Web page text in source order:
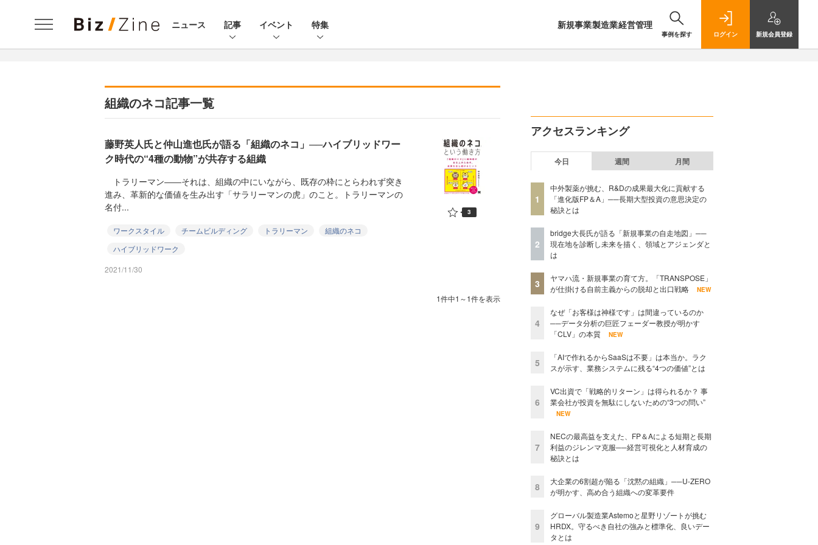
ニュース 記事 イベント 特集 新規事業製造業経営管理
事例を探す ログイン 新規会員登録
組織のネコ記事一覧
藤野英人氏と仲山進也氏が語る「組織のネコ」──ハイブリッドワー
ク時代の“4種の動物”が共存する組織
トラリーマン――それは、組織の中にいながら、既存の枠にとらわれず突き
進み、革新的な価値を生み出す「サラリーマンの虎」のこと。トラリーマンの
名付...
ワークスタイル チームビルディング トラリーマン
組織のネコ
ハイブリッドワーク
2021/11/30
3
1件中1～1件を表示
アクセスランキング
今日 週間 月間
1
中外製薬が挑む、R&Dの成果最大化に貢献する
「進化版FP＆A」──長期大型投資の意思決定の
秘訣とは
2
bridge大長氏が語る「新規事業の自走地図」──
現在地を診断し未来を描く、領域とアジェンダと
は
3
ヤマハ流・新規事業の育て方。「TRANSPOSE」
が仕掛ける自前主義からの脱却と出口戦略
NEW
4
なぜ「お客様は神様です」は間違っているのか
──データ分析の巨匠フェーダー教授が明かす
「CLV」の本質
NEW
5
「AIで作れるからSaaSは不要」は本当か。ラク
スが示す、業務システムに残る“4つの価値”とは
6
VC出資で「戦略的リターン」は得られるか？ 事
業会社が投資を無駄にしないための“3つの問い”
NEW
7
NECの最高益を支えた、FP＆Aによる短期と長期
利益のジレンマ克服──経営可視化と人材育成の
秘訣とは
8
大企業の6割超が陥る「沈黙の組織」──U-ZERO
が明かす、高め合う組織への変革要件
9
グローバル製造業Astemoと星野リゾートが挑む
HRDX。守るべき自社の強みと標準化、良いデー
タとは